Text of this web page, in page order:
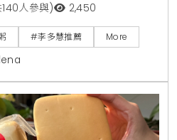
KiraKacha去啦！創辦人梁
食之所以能吸引大量人流，
更核心的價值在於其保留了
意組合將簡單的清粥小菜轉
頭料理。
人參與) 2,450
#李多慧推薦 More